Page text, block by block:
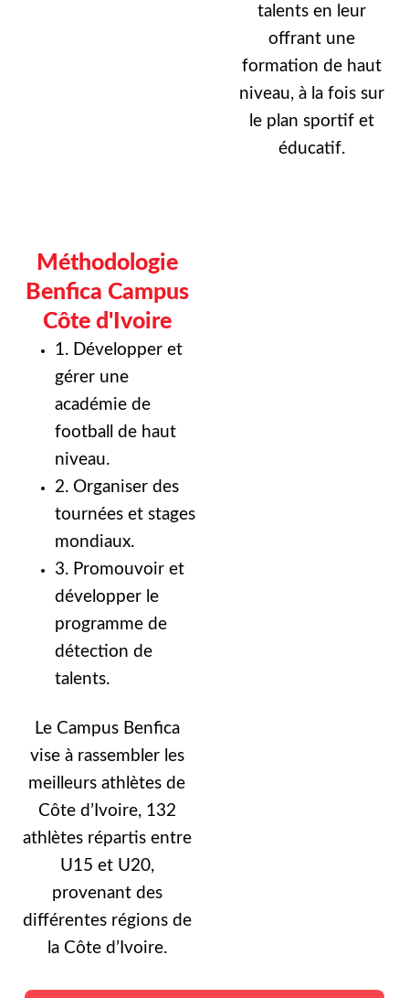
talents en leur
offrant une
formation de haut
niveau, à la fois sur
le plan sportif et
éducatif.
Méthodologie
Benfica Campus
Côte d'Ivoire
1. Développer et
gérer une
académie de
football de haut
niveau.
2. Organiser des
tournées et stages
mondiaux.
3. Promouvoir et
développer le
programme de
détection de
talents.
Le Campus Benfica
vise à rassembler les
meilleurs athlètes de
Côte d’Ivoire, 132
athlètes répartis entre
U15 et U20,
provenant des
différentes régions de
la Côte d’Ivoire.